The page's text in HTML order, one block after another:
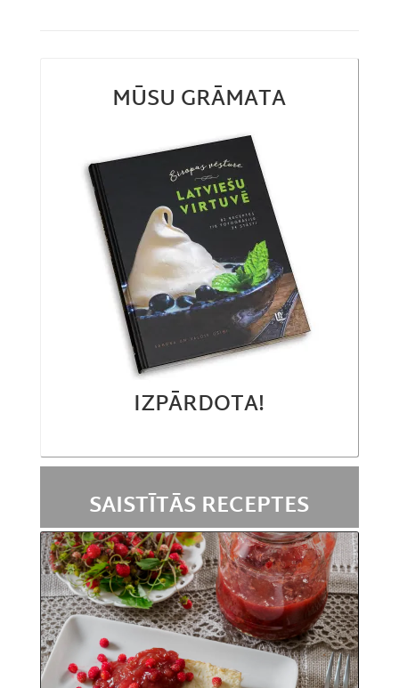
MŪSU GRĀMATA
IZPĀRDOTA!
SAISTĪTĀS RECEPTES